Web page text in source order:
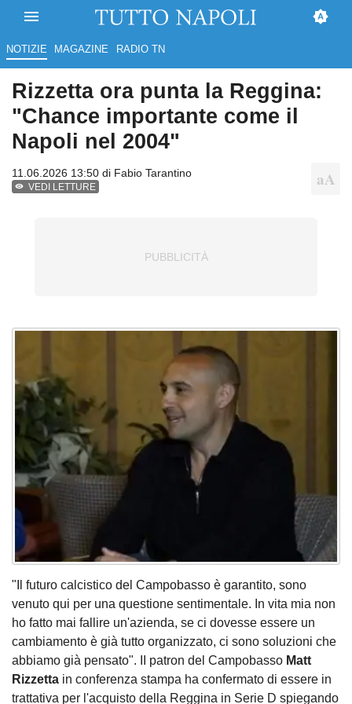
NOTIZIE MAGAZINE RADIO TN
Rizzetta ora punta la Reggina:
"Chance importante come il
Napoli nel 2004"
11.06.2026 13:50 di Fabio Tarantino
VEDI LETTURE
"Il futuro calcistico del Campobasso è garantito, sono
venuto qui per una questione sentimentale. In vita mia non
ho fatto mai fallire un'azienda, se ci dovesse essere un
cambiamento è già tutto organizzato, ci sono soluzioni che
abbiamo già pensato". II patron del Campobasso Matt
Rizzetta in conferenza stampa ha confermato di essere in
trattativa per l'acquisto della Reggina in Serie D spiegando